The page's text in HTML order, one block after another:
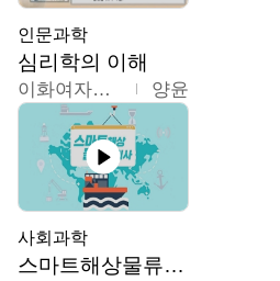
인문과학
심리학의 이해
이화여자대학교 양윤
사회과학
스마트해상물류관리사 교육과정2